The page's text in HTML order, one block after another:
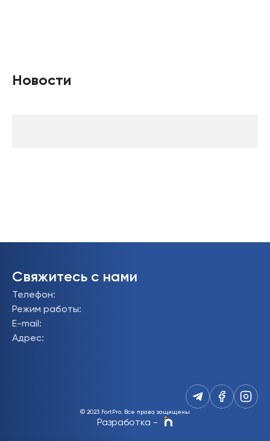
Новости
Свяжитесь с нами
Телефон:
Режим работы:
E-mail :
Адрес:
© 2023 FortPro. Все права защищены
Разработка -